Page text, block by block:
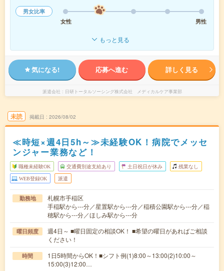
男女比率
女性
男性
もっと見る
気になる! 応募へ進む 詳しく見る
派遣会社 日研トータルソーシング株式会社 メディカルケア事業部
未読 掲載日 2026/08/02
≪時短×週4日5h～≫未経験OK！病院でメッセ
ンジャー業務など！
職種未経験OK 交通費別途支給あり 土日祝日が休み 残業なし
WEB登録OK 派遣
勤務地
札幌市手稲区
手稲駅から---分／星置駅から---分／稲積公園駅から---分／稲
穂駅から---分／ほしみ駅から---分
曜日頻度
週4日～ ■曜日固定の相談OK！ ■希望の曜日があればご相談
ください！
時間
1日5時間からOK！■シフト例(1)8:00～13:00(2)10:00～
15:00(3)12:00…